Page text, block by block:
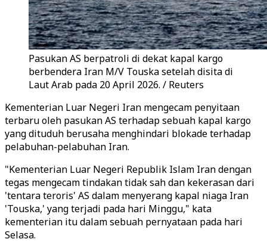
Pasukan AS berpatroli di dekat kapal kargo
berbendera Iran M/V Touska setelah disita di
Laut Arab pada 20 April 2026. / Reuters
Kementerian Luar Negeri Iran mengecam penyitaan
terbaru oleh pasukan AS terhadap sebuah kapal kargo
yang dituduh berusaha menghindari blokade terhadap
pelabuhan-pelabuhan Iran.
"Kementerian Luar Negeri Republik Islam Iran dengan
tegas mengecam tindakan tidak sah dan kekerasan dari
'tentara teroris' AS dalam menyerang kapal niaga Iran
'Touska,' yang terjadi pada hari Minggu," kata
kementerian itu dalam sebuah pernyataan pada hari
Selasa.